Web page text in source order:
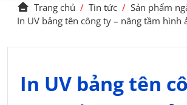
Trang chủ / Tin tức / Sản phẩm
In UV bảng tên công ty – nâng tầm hình
In UV bảng tên